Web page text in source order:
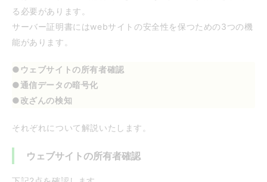
る必要があります。
サーバー証明書にはwebサイトの安全性を保つための3つの機
能があります。
●ウェブサイトの所有者確認
●通信データの暗号化
●改ざんの検知
それぞれについて解説いたします。
ウェブサイトの所有者確認